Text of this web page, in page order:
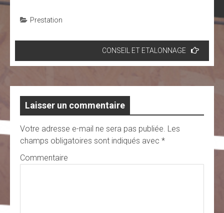
Prestation
Navigation
CONSEIL ET ETALONNAGE
Laisser un commentaire
Votre adresse e-mail ne sera pas publiée. Les
champs obligatoires sont indiqués avec *
Commentaire